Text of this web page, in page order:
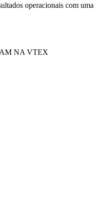
operacionais com uma
NA VTEX